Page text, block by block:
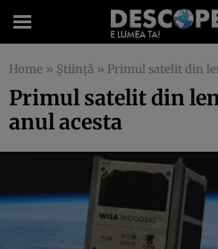
Home » Știință » Primul satelit din
Primul satelit din
anul acesta